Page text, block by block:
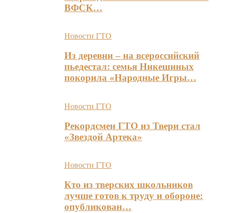
ВФСК…
Новости ГТО
Из деревни – на всероссийский
пьедестал: семья Никешиных
покорила «Народные Игры…
Новости ГТО
Рекордсмен ГТО из Твери стал
«Звездой Артека»
Новости ГТО
Кто из тверских школьников
лучше готов к труду и обороне:
опубликован…